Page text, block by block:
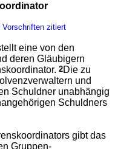
Vorschriften zitiert
eine von den
deren Gläubigern
2Die zu
und
Schuldner unabhängig
Schuldners
gibt das
Gruppen-